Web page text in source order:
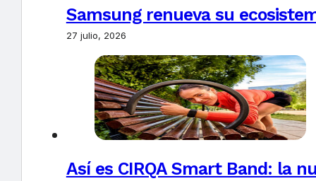
Samsung renueva su
27 julio, 2026
Así es CIRQA Smart Band: la